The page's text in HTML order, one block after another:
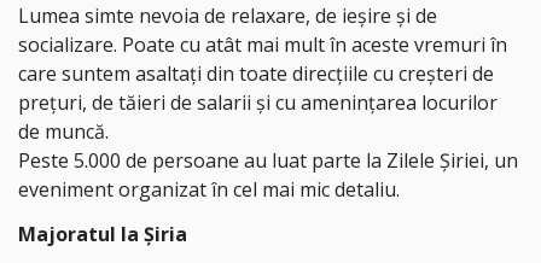
Lumea simte nevoia de relaxare, de ieșire și de
socializare. Poate cu atât mai mult în aceste vremuri în
care suntem asaltați din toate direcțiile cu creșteri de
prețuri, de tăieri de salarii și cu amenințarea locurilor
de muncă.
Peste 5.000 de persoane au luat parte la Zilele Șiriei, un
eveniment organizat în cel mai mic detaliu.
Majoratul la Șiria